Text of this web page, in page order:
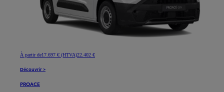
À partir de17.697 € (HTVA)22.402 €
Découvrir >
PROACE